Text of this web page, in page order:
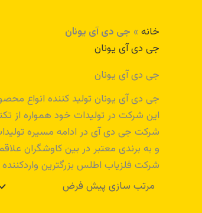
خانه » جی دی آی یونان
جی دی آی یونان
جی دی آی یونان
جی دی آی یونان تولید کننده انواع
این شرکت در تولیدات خود همواره از
شرکت جی دی آی در ادامه مسیره
و به برندی معتبر در بین کاوشگران
شرکت فلزياب اطلس بزرگترين